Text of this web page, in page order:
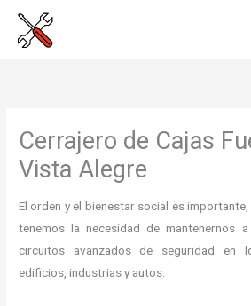
Cerrajero de Cajas
Vista Alegre
El orden y el bienestar social es
tenemos la necesidad de mantenernos
circuitos avanzados de seguridad en
edificios, industrias y autos.